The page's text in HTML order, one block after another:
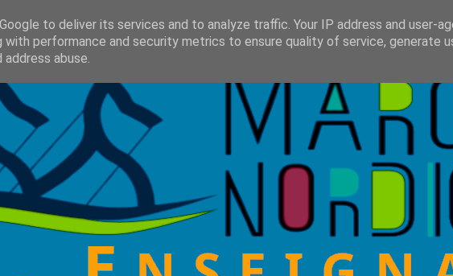
to deliver its services and to analyze traffic. Your IP address and user-
with performance and security metrics to ensure quality of service, generate
abuse.